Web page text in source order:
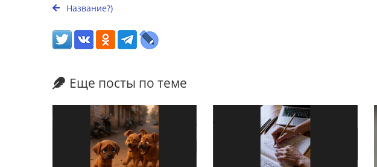
Название?)
Еще посты по теме